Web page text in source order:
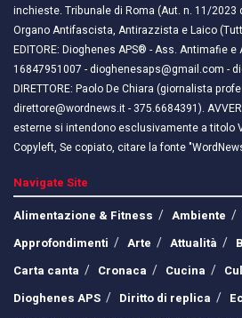
inchieste. Tribunale di Roma (Aut. n. 11/2023
Organo Antifascista, Antirazzista e Laico
EDITORE: Dioghenes APS® - Ass. Antimafie e
16847951007 - dioghenesaps@gmail.com -
DIRETTORE: Paolo De Chiara (giornalista
direttore@wordnews.it - ​​375.6684391).
esterne si intendono esclusivamente a titolo
Copyleft, Se copiato, citare la fonte
Navigate Site
Alimentazione & Fitness
Ambiente
Approfondimenti
Arte Attualità
Carta canta
Cronaca Cucina
Dioghenes APS
Diritto di replica